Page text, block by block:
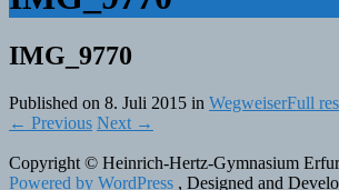
IMG_9770
Published on 8. Juli 2015 in WegweiserFull
← Previous Next →
Copyright © Heinrich-Hertz-Gymnasium
Powered by WordPress , Designed and